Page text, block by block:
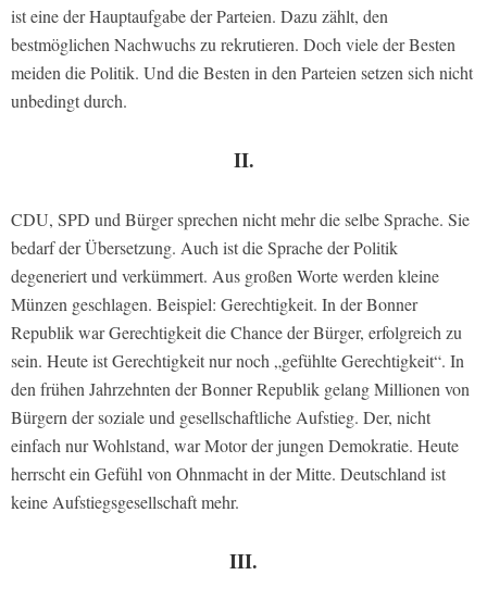
ist eine der Hauptaufgabe der Parteien. Dazu zählt, den
bestmöglichen Nachwuchs zu rekrutieren. Doch viele der Besten
meiden die Politik. Und die Besten in den Parteien setzen sich nicht
unbedingt durch.
II.
CDU, SPD und Bürger sprechen nicht mehr die selbe Sprache. Sie
bedarf der Übersetzung. Auch ist die Sprache der Politik
degeneriert und verkümmert. Aus großen Worte werden kleine
Münzen geschlagen. Beispiel: Gerechtigkeit. In der Bonner
Republik war Gerechtigkeit die Chance der Bürger, erfolgreich zu
sein. Heute ist Gerechtigkeit nur noch „gefühlte Gerechtigkeit“. In
den frühen Jahrzehnten der Bonner Republik gelang Millionen von
Bürgern der soziale und gesellschaftliche Aufstieg. Der, nicht
einfach nur Wohlstand, war Motor der jungen Demokratie. Heute
herrscht ein Gefühl von Ohnmacht in der Mitte. Deutschland ist
keine Aufstiegsgesellschaft mehr.
III.